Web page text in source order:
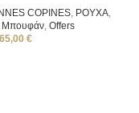
COPINES, ΡΟΥΧΑ,
Μπουφάν, Offers
65,00 €